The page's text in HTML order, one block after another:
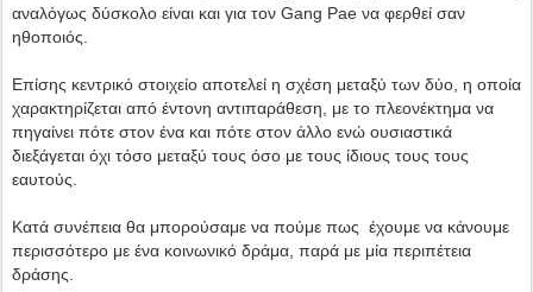
αναλόγως δύσκολο είναι και για τον Gang Pae να φερθεί σαν
ηθοποιός.
Επίσης κεντρικό στοιχείο αποτελεί η σχέση μεταξύ των δύο, η οποία
χαρακτηρίζεται από έντονη αντιπαράθεση, με το πλεονέκτημα να
πηγαίνει πότε στον ένα και πότε στον άλλο ενώ ουσιαστικά
διεξάγεται όχι τόσο μεταξύ τους όσο με τους ίδιους τους τους
εαυτούς.
Κατά συνέπεια θα μπορούσαμε να πούμε πως έχουμε να κάνουμε
περισσότερο με ένα κοινωνικό δράμα, παρά με μία περιπέτεια
δράσης.